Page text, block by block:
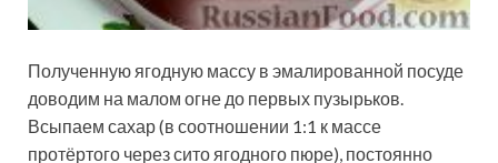
Полученную ягодную массу в эмалированной посуде
доводим на малом огне до первых пузырьков.
Всыпаем сахар (в соотношении 1:1 к массе
протёртого через сито ягодного пюре), постоянно